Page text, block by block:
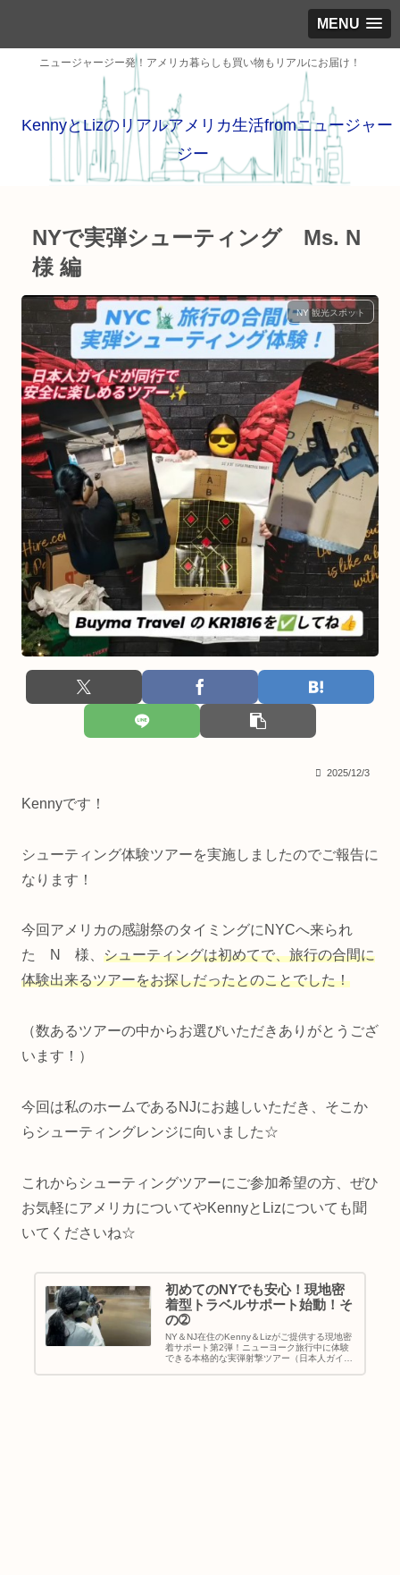
MENU
ニュージャージー発！アメリカ暮らしも買い物もリアルにお届け！
KennyとLizのリアルアメリカ生活fromニュージャー
ジー
NYで実弾シューティング Ms. N
様 編
NY 観光スポット
2025/12/3
Kennyです！
シューティング体験ツアーを実施しましたのでご報告に
なります！
今回アメリカの感謝祭のタイミングにNYCへ来られ
た N 様、 シューティングは初めてで、旅行の合間に
体験出来るツアーをお探しだったとのことでした！
（数あるツアーの中からお選びいただきありがとうござ
います！）
今回は私のホームであるNJにお越しいただき、そこか
らシューティングレンジに向いました☆
これからシューティングツアーにご参加希望の方、ぜひ
お気軽にアメリカについてやKennyとLizについても聞
いてくださいね☆
初めてのNYでも安心！現地密
着型トラベルサポート始動！そ
の➁
NY＆NJ在住のKenny＆Lizがご提供する現地密
着サポート第2弾！ニューヨーク旅行中に体験
できる本格的な実弾射撃ツアー（日本人ガイド